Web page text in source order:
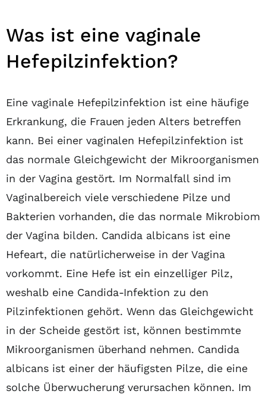
Was ist eine vaginale
Hefepilzinfektion?
Eine vaginale Hefepilzinfektion ist eine häufige
Erkrankung, die Frauen jeden Alters betreffen
kann. Bei einer vaginalen Hefepilzinfektion ist
das normale Gleichgewicht der Mikroorganismen
in der Vagina gestört. Im Normalfall sind im
Vaginalbereich viele verschiedene Pilze und
Bakterien vorhanden, die das normale Mikrobiom
der Vagina bilden. Candida albicans ist eine
Hefeart, die natürlicherweise in der Vagina
vorkommt. Eine Hefe ist ein einzelliger Pilz,
weshalb eine Candida-Infektion zu den
Pilzinfektionen gehört. Wenn das Gleichgewicht
in der Scheide gestört ist, können bestimmte
Mikroorganismen überhand nehmen. Candida
albicans ist einer der häufigsten Pilze, die eine
solche Überwucherung verursachen können. Im